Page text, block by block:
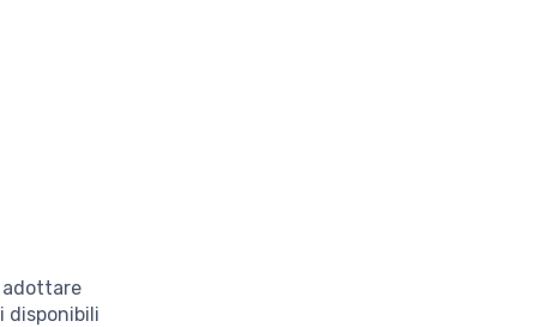
adottare
disponibili